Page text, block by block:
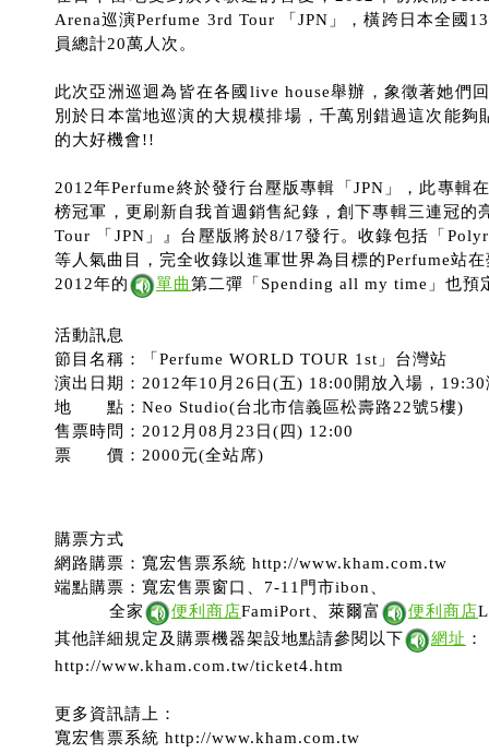
Arena巡演Perfume 3rd Tour 「JPN」，橫跨日本全國
員總計20萬人次。
此次亞洲巡迴為皆在各國live house舉辦，象徵著她們
別於日本當地巡演的大規模排場，千萬別錯過這次能夠
的大好機會!!
2012年Perfume終於發行台壓版專輯「JPN」，此專輯
榜冠軍，更刷新自我首週銷售紀錄，創下專輯三連冠的
Tour 「JPN」』台壓版將於8/17發行。收錄包括「
等人氣曲目，完全收錄以進軍世界為目標的Perfume站
2012年的
單曲第二彈「Spending all my time」也預
活動訊息
節目名稱：「Perfume WORLD TOUR 1st」台灣站
演出日期：2012年10月26日(五) 18:00開放入場，
地 點：Neo Studio(台北市信義區松壽路22號5樓)
售票時問：2012月08月23日(四) 12:00
票 價：2000元(全站席)
購票方式
網路購票：寬宏售票系統 http://www.kham.com.tw
端點購票：寬宏售票窗口、7-11門市ibon、
全家
便利商店FamiPort、萊爾富 便利商店
其他詳細規定及購票機器架設地點請參閱以下
網址 ：
http://www.kham.com.tw/ticket4.htm
更多資訊請上：
寬宏售票系統 http://www.kham.com.tw